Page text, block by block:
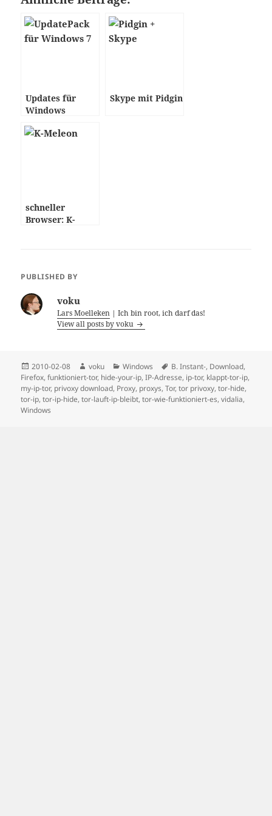
Updates für
Windows
Skype mit Pidgin
schneller
Browser: K-
PUBLISHED BY
voku
Lars Moelleken | Ich bin root, ich darf das!
View all posts by voku
Posted
on
2010-02-08 Author
voku Categories
Windows Tags
B. Instant-, Download,
Firefox,funktioniert-tor, hide-your-ip,IP-Adresse, ip-tor, klappt-tor-ip,
my-ip-tor, privoxy download, Proxy, proxys,Tor,tor privoxy,tor-hide,
tor-ip,tor-ip-hide,tor-lauft-ip-bleibt,tor-wie-funktioniert-es,vidalia,
Windows